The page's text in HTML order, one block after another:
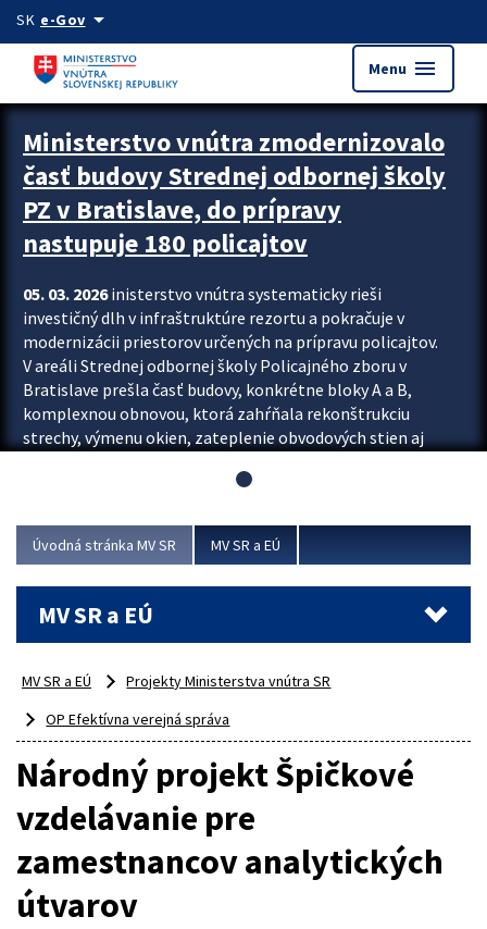
Preskocit na hlavný obsah
SK e-Govarrow_drop_down
Menu menu
Ministerstvo vnútra zmodernizovalo
časť budovy Strednej odbornej školy
PZ v Bratislave, do prípravy
nastupuje 180 policajtov
05. 03. 2026inisterstvo vnútra systematicky rieši
investičný dlh v infraštruktúre rezortu a pokračuje v
modernizácii priestorov určených na prípravu policajtov.
V areáli Strednej odbornej školy Policajného zboru v
Bratislave prešla časť budovy, konkrétne bloky A a B,
komplexnou obnovou, ktorá zahŕňala rekonštrukciu
strechy, výmenu okien, zateplenie obvodových stien aj
aj interiéru, kde vznikli nové učebne a moderné
Viac
Úvodná stránka MV SR MV SR a EÚ
MV SR a EÚ
MV SR a EÚ
Projekty Ministerstva vnútra SR
OP Efektívna verejná správa
Národný projekt Špičkové
vzdelávanie pre
zamestnancov analytických
útvarov